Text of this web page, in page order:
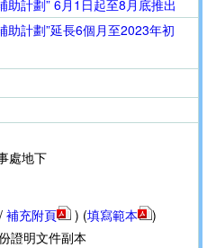
助計劃” 6月1日起至8月底推出
助計劃”延長6個月至2023年初
處地下
/ 補充附頁 ) (填寫範本
)
證明文件副本